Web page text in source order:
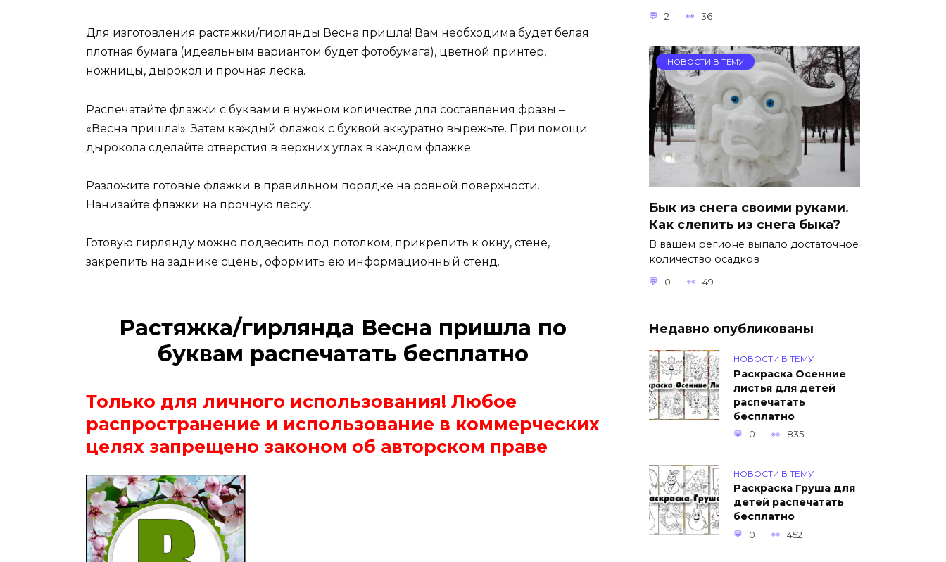
Для изготовления растяжки/гирлянды Весна пришла! Вам необходима будет белая
плотная бумага (идеальным вариантом будет фотобумага), цветной принтер,
ножницы, дырокол и прочная леска.
Распечатайте флажки с буквами в нужном количестве для составления фразы –
«Весна пришла!». Затем каждый флажок с буквой аккуратно вырежьте. При помощи
дырокола сделайте отверстия в верхних углах в каждом флажке.
Разложите готовые флажки в правильном порядке на ровной поверхности.
Нанизайте флажки на прочную леску.
Готовую гирлянду можно подвесить под потолком, прикрепить к окну, стене,
закрепить на заднике сцены, оформить ею информационный стенд.
Растяжка/гирлянда Весна пришла по
буквам распечатать бесплатно
Только для личного использования! Любое
распространение и использование в коммерческих
целях запрещено законом об авторском праве
2 36
НОВОСТИ В ТЕМУ
Бык из снега своими руками.
Как слепить из снега быка?
В вашем регионе выпало достаточное
количество осадков
0 49
Недавно опубликованы
НОВОСТИ В ТЕМУ
Раскраска Осенние
листья для детей
распечатать
бесплатно
0 835
НОВОСТИ В ТЕМУ
Раскраска Груша для
детей распечатать
бесплатно
0 452